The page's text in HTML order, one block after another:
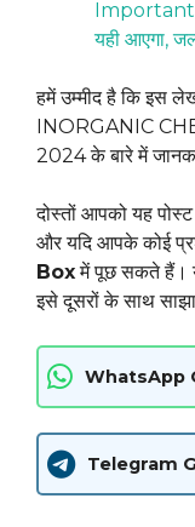
Important
यही आएगा,
हमें उम्मीद है कि इस
INORGANIC
2024 के बारे में
दोस्तों आपको यह
और यदि आपके कोई
Boxमें पूछ सकते हैं।
इसे दूसरों के साथ
WhatsApp
Telegram